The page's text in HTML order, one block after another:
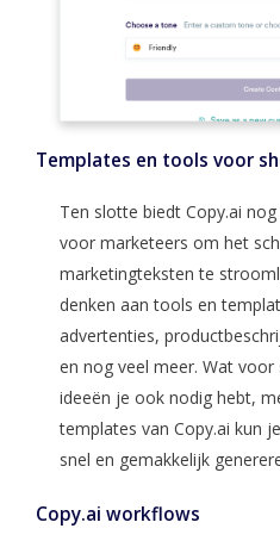
Templates en tools voor
Ten slotte biedt Copy.ai
voor marketeers om het
marketingteksten te
denken aan tools en
advertenties,
en nog veel meer. Wat
ideeën je ook nodig hebt,
templates van Copy.ai kun
snel en gemakkelijk
Copy.ai workflows